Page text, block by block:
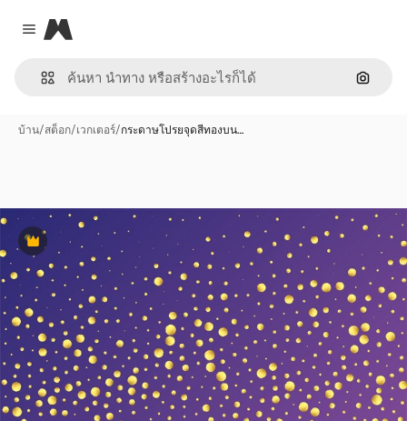
Close menu
Magnific
ค้นหา
บ้าน/สต็อก/เวกเตอร์/กระดาษโปรยจุดสีทองบน…
พรีเมี่ยม